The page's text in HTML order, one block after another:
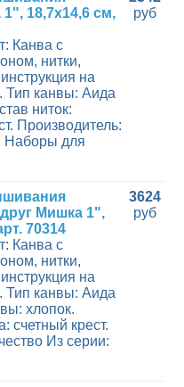
18,7х14,6 см,
Канва с
нитки,
на
Тип канвы: Аида
ниток:
Производитель:
Наборы для
руб
Мишка 1",
70314
Канва с
нитки,
на
Тип канвы: Аида
хлопок.
счетный крест.
Из серии:
3624
руб